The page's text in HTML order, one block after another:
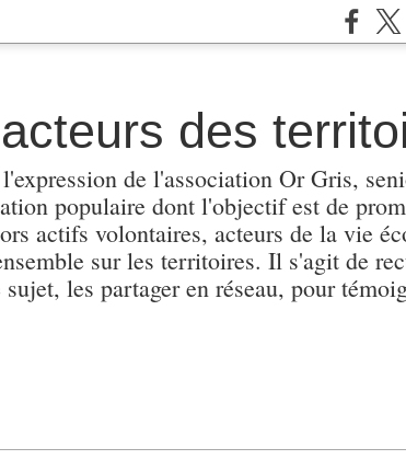
des
de l'association Or Gris,
populaire dont l'objectif est de
actifs volontaires, acteurs de la vie
sur les territoires. Il s'agit de
les partager en réseau, pour